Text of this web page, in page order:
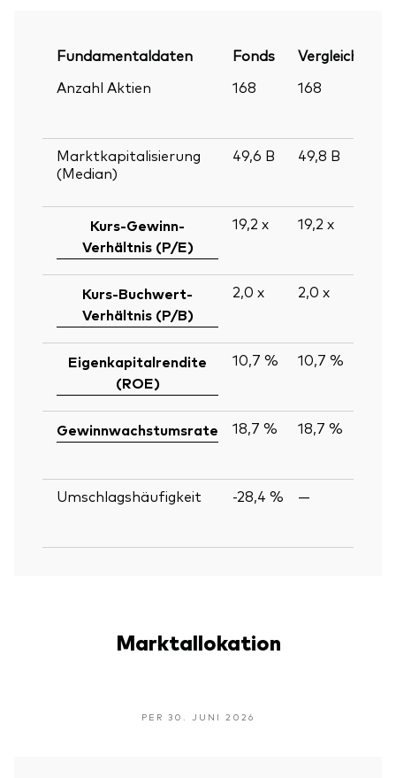
Fundamentaldaten Fonds
Anzahl Aktien
168 168
Marktkapitalisierung
(Median)
49,6 B 49,8 B
Kurs-Gewinn-
Verhältnis (P/E)
19,2 x 19,2 x
Kurs-Buchwert-
Verhältnis (P/B)
2,0 x 2,0 x
Eigenkapitalrendite
(ROE)
10,7 % 10,7 %
Gewinnwachstumsrate 18,7 % 18,7 %
Umschlagshäufigkeit -28,4 % —
Marktallokation
PER 30. JUNI 2026